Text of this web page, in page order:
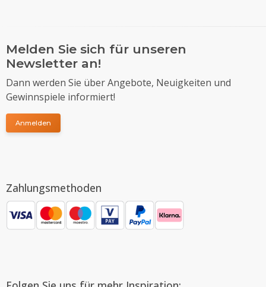
Melden Sie sich für unseren
Newsletter an!
Dann werden Sie über Angebote, Neuigkeiten und
Gewinnspiele informiert!
Anmelden
Zahlungsmethoden